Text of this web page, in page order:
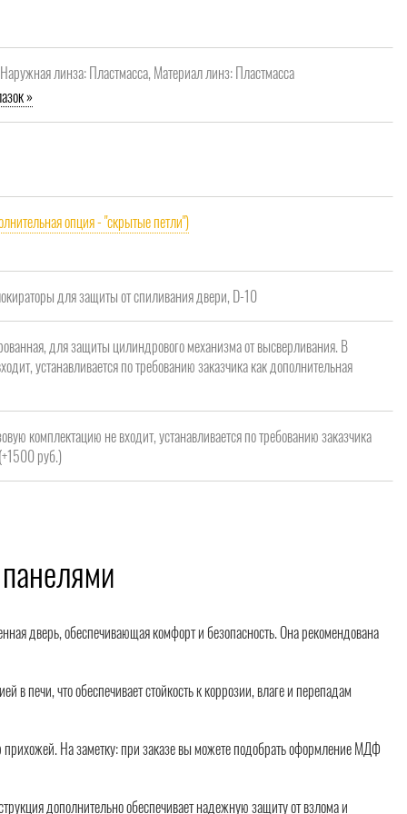
линза: Пластмасса, Материал линз: Пластмасса
»
опция - "скрытые петли")
для защиты от спиливания двери, D-10
для защиты цилиндрового механизма от высверливания. В
устанавливается по требованию заказчика как дополнительная
комплектацию не входит, устанавливается по требованию заказчика
руб.)
дверь, обеспечивающая комфорт и безопасность. Она рекомендована
печи, что обеспечивает стойкость к коррозии, влаге и перепадам
На заметку: при заказе вы можете подобрать оформление МДФ
дополнительно обеспечивает надежную защиту от взлома и